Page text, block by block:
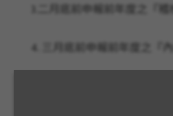
3.二月底前申報前年度之『
4. 三月底前申報前年度之『